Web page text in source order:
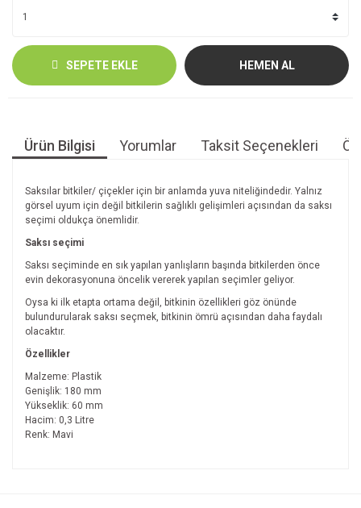
SEPETE EKLE HEMEN AL
Ürün Bilgisi Yorumlar Taksit Seçenekleri
Saksılar bitkiler/ çiçekler için bir anlamda yuva niteliğindedir. Yalnız
görsel uyum için değil bitkilerin sağlıklı gelişimleri açısından da saksı
seçimi oldukça önemlidir.
Saksı seçimi
Saksı seçiminde en sık yapılan yanlışların başında bitkilerden önce
evin dekorasyonuna öncelik vererek yapılan seçimler geliyor.
Oysa ki ilk etapta ortama değil, bitkinin özellikleri göz önünde
bulundurularak saksı seçmek, bitkinin ömrü açısından daha faydalı
olacaktır.
Özellikler
Malzeme: Plastik
Genişlik: 180 mm
Yükseklik: 60 mm
Hacim: 0,3 Litre
Renk: Mavi